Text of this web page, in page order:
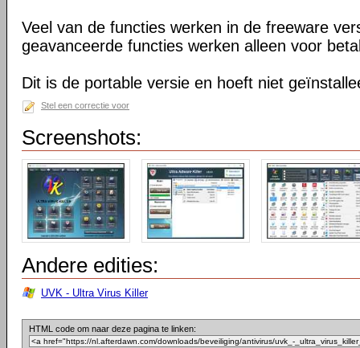
Veel van de functies werken in de freeware
geavanceerde functies werken alleen voor
Dit is de portable versie en hoeft niet
Stel een correctie voor
Screenshots:
Andere edities:
UVK - Ultra Virus Killer
HTML code om naar deze pagina te linken: